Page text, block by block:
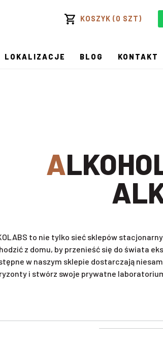
KOSZYK (0 SZT)
LOKALIZACJE BLOG KONTAKT
ALKOHOLE ONLINE W
to nie tylko sieć sklepów
z domu, by przenieść się do świata
w naszym sklepie dostarczają
i stwórz swoje prywatne